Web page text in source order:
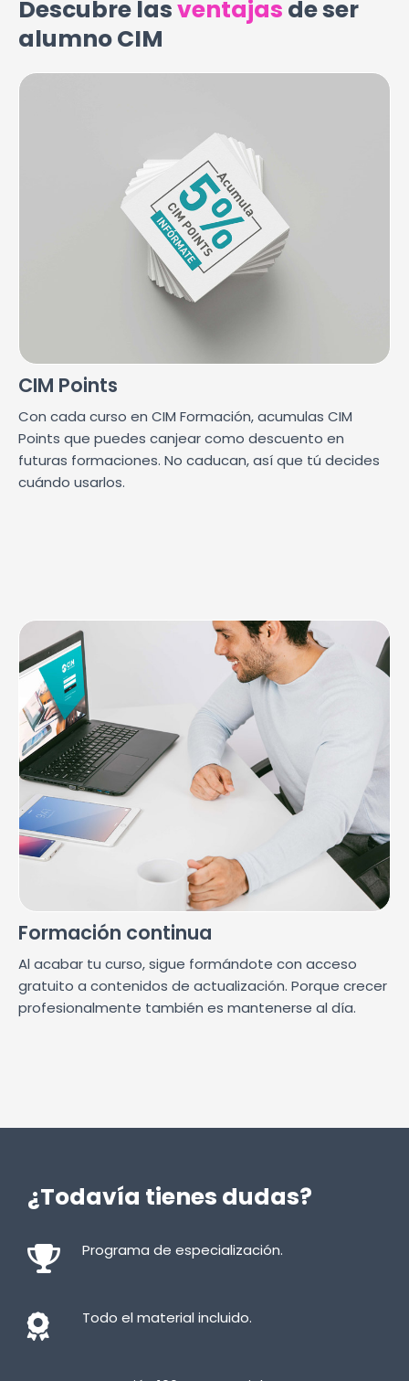
Descubre lasventajas de ser
alumno CIM
CIM Points
Con cada curso en CIM Formación, acumulas CIM
Points que puedes canjear como descuento en
futuras formaciones. No caducan, así que tú decides
cuándo usarlos.
Formación continua
Al acabar tu curso, sigue formándote con acceso
gratuito a contenidos de actualización. Porque crecer
profesionalmente también es mantenerse al día.
¿Todavía tienes dudas?
Programa de especialización.
Todo el material incluido.